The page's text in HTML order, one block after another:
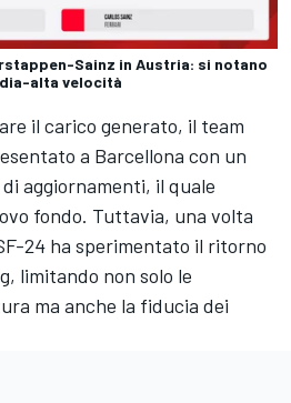
Sainz in Austria: si notano
alta velocità
il carico generato, il team
a Barcellona con un
aggiornamenti, il quale
fondo. Tuttavia, una volta
24 ha sperimentato il ritorno
limitando non solo le
ma anche la fiducia dei